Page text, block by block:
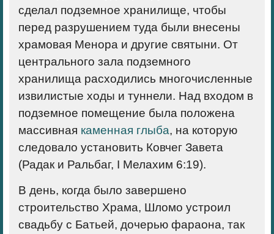
сделал подземное хранилище, чтобы
перед разрушением туда были внесены
храмовая Менора и другие святыни. От
центрального зала подземного
хранилища расходились многочисленные
извилистые ходы и туннели. Над входом в
подземное помещение была положена
массивная каменная глыба, на которую
следовало установить Ковчег Завета
(Радак и Ральбаг, I Мелахим 6:19).
В день, когда было завершено
строительство Храма, Шломо устроил
свадьбу с Батьей, дочерью фараона, так